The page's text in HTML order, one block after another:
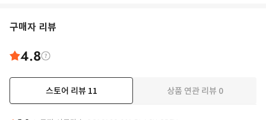
구매자 리뷰
4.8
스토어 리뷰 11 상품 연관 리뷰 0